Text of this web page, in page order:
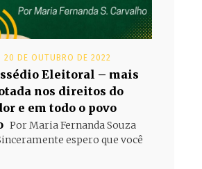
20 DE OUTUBRO DE 2022
Eleitoral – mais
nos direitos do
e em todo o povo
Por Maria Fernanda Souza
espero que você